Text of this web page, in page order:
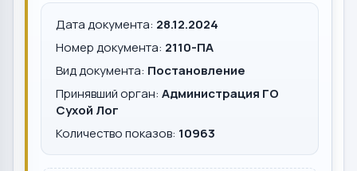
Дата документа: 28.12.2024
Номер документа: 2110-ПА
Вид документа: Постановление
Принявший орган: Администрация ГО
Сухой Лог
Количество показов: 10963